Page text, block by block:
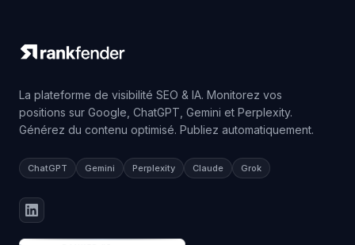
La plateforme de visibilité SEO & IA. Monitorez vos
positions sur Google, ChatGPT, Gemini et Perplexity.
Générez du contenu optimisé. Publiez automatiquement.
ChatGPT Gemini Perplexity Claude Grok